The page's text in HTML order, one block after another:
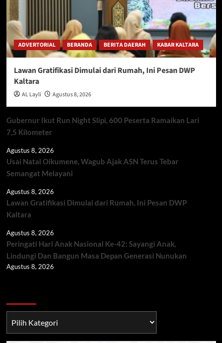
ADVERTORIAL BERANDA BERITA DAERAH KABAR KALTARA
Lawan Gratifikasi Dimulai dari Rumah, Ini Pesan DWP
Kaltara
AL Layli Agustus 8, 2026
Gubernur Ikut Run Night Slipi, 600 Peserta Ramaikan Lari
7,5 Kilometer
Agustus 8, 2026
Usai Natal Oikumene, Wagub Ajak ASN Terus Tebar
Semangat Melayani
Agustus 8, 2026
Lawan Gratifikasi Dimulai dari Rumah, Ini Pesan DWP
Kaltara
Agustus 8, 2026
Peringati Hari Anak Nasional Ke-42: Sayangi Anak,
Lindungi Dan Bangun Masa Depan Generasi Nunukan
Agustus 8, 2026
TNI/POLRI